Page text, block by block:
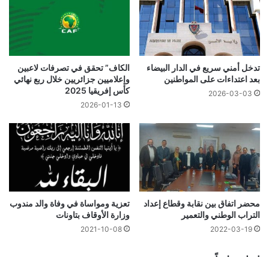
تدخل أمني سريع في الدار البيضاء
بعد اعتداءات على المواطنين
2026-03-03
الكاف” تحقق في تصرفات لاعبين
وإعلاميين جزائريين خلال ربع نهائي
كأس إفريقيا 2025
2026-01-13
محضر اتفاق بين نقابة وقطاع إعداد
التراب الوطني والتعمير
2022-03-19
تعزية ومواساة في وفاة والد مندوب
وزارة الأوقاف بتاونات
2021-10-08